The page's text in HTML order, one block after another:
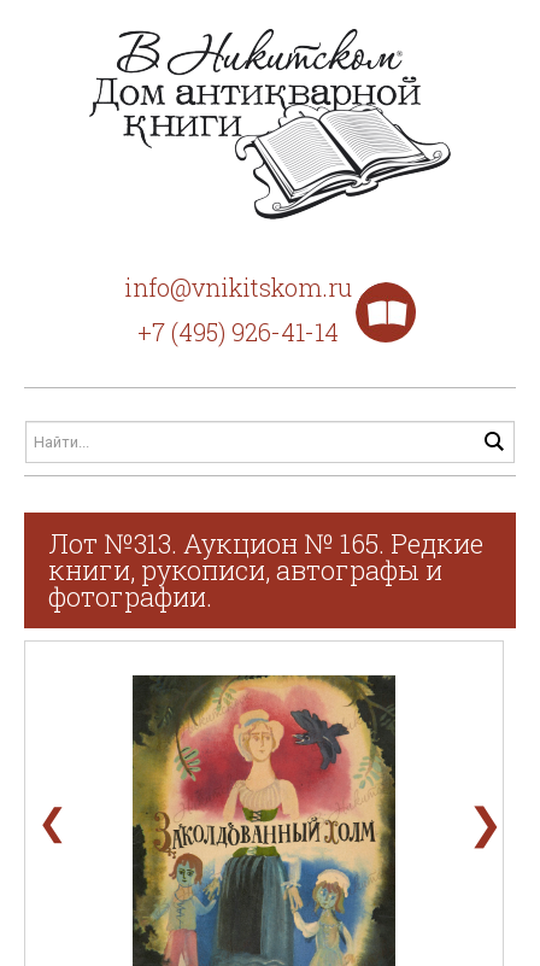
info@vnikitskom.ru
+7 (495) 926-41-14
Лот №313. Аукцион № 165. Редкие
книги, рукописи, автографы и
фотографии.
❮ ❯